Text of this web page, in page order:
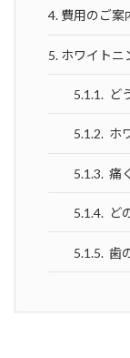
4. 費用のご案
5. ホワイトニ
5.1.1. ど
5.1.2. ホ
5.1.3. 痛
5.1.4. ど
5.1.5. 歯